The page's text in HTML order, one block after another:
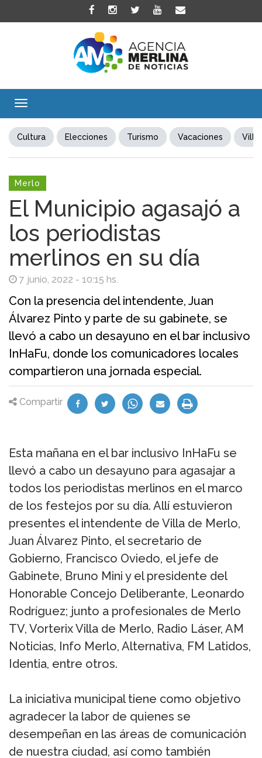
Toggle
Cultura Elecciones Turismo Vacaciones Villa
Merlo
El Municipio agasajó a
los periodistas
merlinos en su día
7 junio, 2022 - 10:15 hs.
Con la presencia del intendente, Juan
Álvarez Pinto y parte de su gabinete, se
llevó a cabo un desayuno en el bar inclusivo
InHaFu, donde los comunicadores locales
compartieron una jornada especial.
Compartir
Esta mañana en el bar inclusivo InHaFu se
llevó a cabo un desayuno para agasajar a
todos los periodistas merlinos en el marco
de los festejos por su día. Allí estuvieron
presentes el intendente de Villa de Merlo,
Juan Álvarez Pinto, el secretario de
Gobierno, Francisco Oviedo, el jefe de
Gabinete, Bruno Mini y el presidente del
Honorable Concejo Deliberante, Leonardo
Rodríguez; junto a profesionales de Merlo
TV, Vorterix Villa de Merlo, Radio Láser, AM
Noticias, Info Merlo, Alternativa, FM Latidos,
Identia, entre otros.
La iniciativa municipal tiene como objetivo
agradecer la labor de quienes se
desempeñan en las áreas de comunicación
de nuestra ciudad, así como también